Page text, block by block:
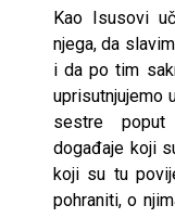
Kao Isusovi
njega, da
i da po tim
uprisutnjujemo
sestre
događaje koji
koji su tu
pohraniti, o